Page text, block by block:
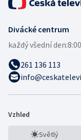
Divácké centrum
každý všední den:
261 136 113
Vzhled
Světlý